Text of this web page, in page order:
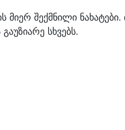
მიერ შექმნილი
სხვებს.